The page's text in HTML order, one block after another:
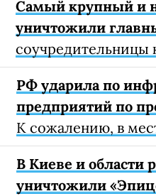
Самый крупный и
уничтожили
соучредительницы
РФ ударила по
предприятий по
К сожалению, в
В Киеве и области
уничтожили